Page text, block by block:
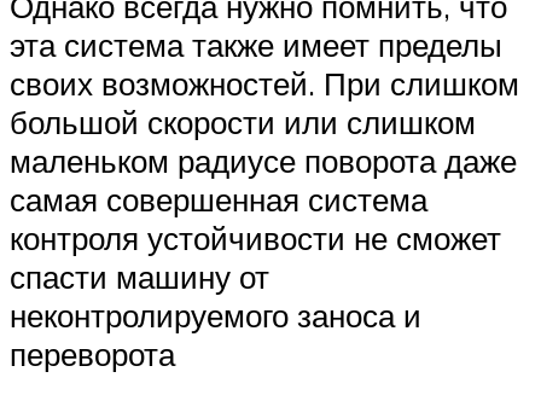
эта система также имеет пределы
своих возможностей. При слишком
большой скорости или слишком
маленьком радиусе поворота даже
самая совершенная система
контроля устойчивости не сможет
спасти машину от
неконтролируемого заноса и
переворота